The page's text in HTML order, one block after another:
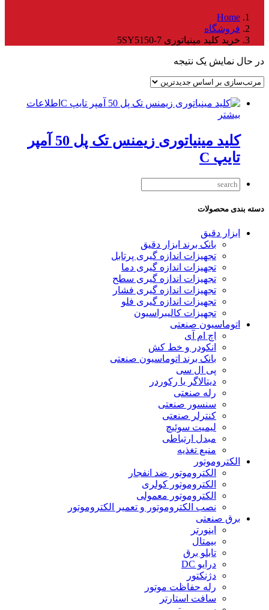
Home
فروشگاه
خرید کلید مینیاتوری 5SY5150-7
در حال نمایش یک نتیجه
اطلاعات
بیشتر
کلید مینیاتوری زیمنس تک پل 50 آمپر
تایپ C
دسته بندی محصولات
ابزار دقیق
بانک برند ابزار دقیق
تجهیزات اندازه گیری پرتابل
تجهیزات اندازه گیری دما
تجهیزات اندازه گیری سطح
تجهیزات اندازه گیری فشار
تجهیزات اندازه گیری فلو
تجهیزات کالیبراسیون
اتوماسیون صنعتی
اچ ام آی
انکودر و خط کش
بانک برند اتوماسیون صنعتی
پی ال سی
دیتالاگر یا رکوردر
رله صنعتی
سنسور صنعتی
کنترلر صنعتی
لیمیت سوئیچ
مبدل ارتباطی
منبع تغذیه
الکتروموتور
الکتروموتور ضد انفجار
الکتروموتور کولری
الکتروموتور معمولی
نصب الکتروموتور و تعمیر الکتروموتور
برق صنعتی
اینورتر
بیمتال
تابلو برق
درایو DC
دژنکتور
رله حفاظت موتور
سافت استارتر